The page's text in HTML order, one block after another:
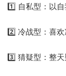
1️⃣ 自私型：以自
2️⃣ 冷战型：喜欢
3️⃣ 猜疑型：整天